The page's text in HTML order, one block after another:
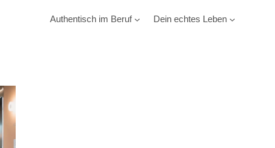
Authentisch im Beruf Dein echtes Leben